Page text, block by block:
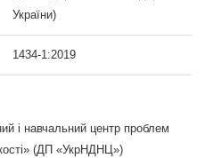
України)
1434-1:2019
і навчальний центр проблем
(ДП «УкрНДНЦ»)